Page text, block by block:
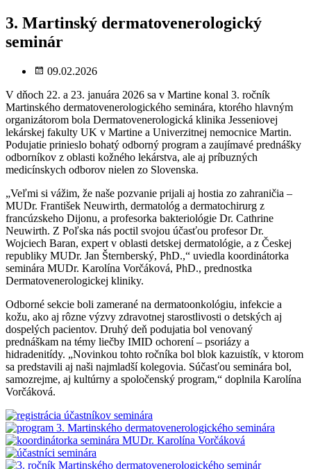
3. Martinský dermatovenerologický
seminár
09.02.2026
V dňoch 22. a 23. januára 2026 sa v Martine konal 3. ročník
Martinského dermatovenerologického seminára, ktorého hlavným
organizátorom bola Dermatovenerologická klinika Jesseniovej
lekárskej fakulty UK v Martine a Univerzitnej nemocnice Martin.
Podujatie prinieslo bohatý odborný program a zaujímavé prednášky
odborníkov z oblasti kožného lekárstva, ale aj príbuzných
medicínskych odborov nielen zo Slovenska.
„Veľmi si vážim, že naše pozvanie prijali aj hostia zo zahraničia –
MUDr. František Neuwirth, dermatológ a dermatochirurg z
francúzskeho Dijonu, a profesorka bakteriológie Dr. Cathrine
Neuwirth. Z Poľska nás poctil svojou účasťou profesor Dr.
Wojciech Baran, expert v oblasti detskej dermatológie, a z Českej
republiky MUDr. Jan Šternberský, PhD.,“ uviedla koordinátorka
seminára MUDr. Karolína Vorčáková, PhD., prednostka
Dermatovenerologickej kliniky.
Odborné sekcie boli zamerané na dermatoonkológiu, infekcie a
kožu, ako aj rôzne výzvy zdravotnej starostlivosti o detských aj
dospelých pacientov. Druhý deň podujatia bol venovaný
prednáškam na témy liečby IMID ochorení – psoriázy a
hidradenitídy. „Novinkou tohto ročníka bol blok kazuistík, v ktorom
sa predstavili aj naši najmladší kolegovia. Súčasťou seminára bol,
samozrejme, aj kultúrny a spoločenský program,“ doplnila Karolína
Vorčáková.